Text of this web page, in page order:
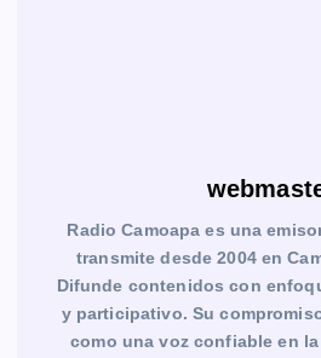
Radio Camoapa es una
transmite desde 2004 en
Difunde contenidos con
y participativo. Su
como una voz confiable en